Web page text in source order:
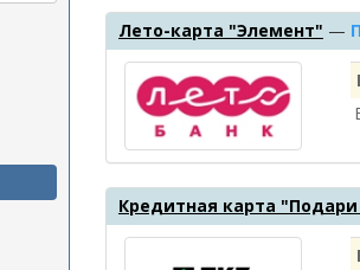
Лето-карта "Элемент" —
Кредитная карта